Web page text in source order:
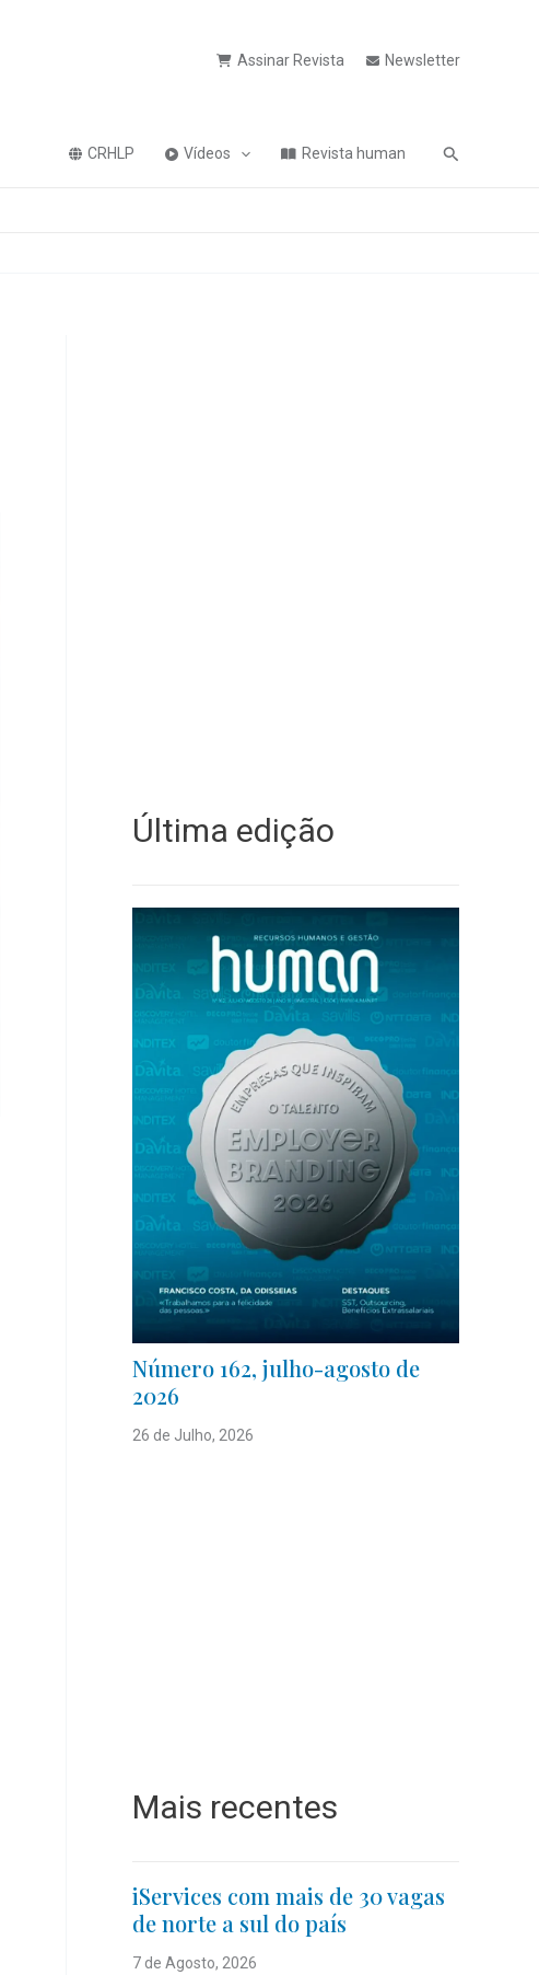
Assinar Revista Newsletter
CRHLP Vídeos Revista human Pesquisa
Última edição
Número 162, julho-agosto de
2026
26 de Julho, 2026
Mais recentes
iServices com mais de 30 vagas
de norte a sul do país
7 de Agosto, 2026